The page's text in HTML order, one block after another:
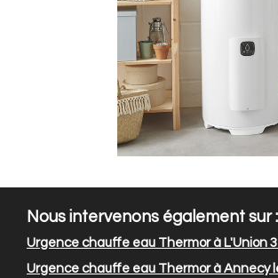
Nous intervenons également sur :
Urgence chauffe eau Thermor à L'Union
Urgence chauffe eau Thermor à Annecy